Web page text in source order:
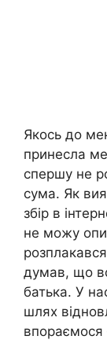
Якось до
принесла
спершу не
сума. Як
збір в
не можу
думав, що
батька. У
шлях